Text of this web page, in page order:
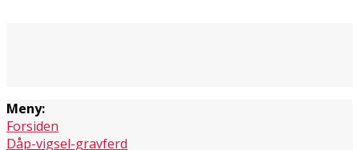
Meny:
Forsiden
Dåp-vigsel-gravferd